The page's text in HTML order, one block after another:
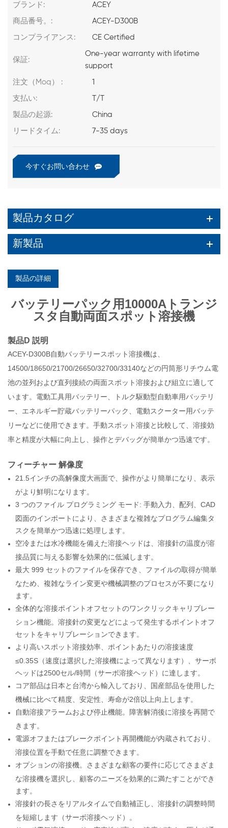
ブランド: ACEY
商品番号。: ACEY-D300B
コンプライアンス: CE Certified
保証:
One-year warranty with lifetime
support
注文（Moq） : 1
支払い: T/T
製品の起源: China
リードタイム: 7-35 days
今すぐお問い合わせ
製品カタログ
新製品
製品の詳細
バッテリーパック用10000Aトランジ
スタ自動両面スポット溶接機
製品D 説明
ACEY-D300B自動バッテリースポット溶接機は、
14500/18650/21700/26650/32700/33140などの円筒形リチウム電
池の並列および直列接続の両面スポット溶接および組立に適して
います。電動工具用バッテリー、トルク駆動型自動車用バッテリ
ー、エネルギー貯蔵バッテリーパック、電動スクーター用バッテ
リーなどに使用できます。手動スポット溶接と比較して、溶接効
率と精度が大幅に向上し、操作とデバッグが簡単かつ迅速です。
フィーチャー 解像度
21.5インチの高解像度大画面で、操作がより簡単になり、表示
がより鮮明になります。
3 つのファイル プログラミング モード: 手動入力、配列、CAD
図面のインポートにより、さまざまな複雑なプログラム編集タ
スクを簡単かつ迅速に処理します。
空冷または水冷機能を備えた溶接ヘッドは、溶接針の温度が溶
接品質に与える影響を効果的に低減します。
最大 999 セットのファイルを保存でき、ファイルの取得が簡単
なため、複雑なライン変更や機械調整のプロセスが不要になり
ます。
全体的な溶接ポイントオフセットのワンクリックキャリブレー
ション機能。溶接針の変更などによって発生するポイントオフ
セットをキャリブレーションできます。
より高いスポット溶接効率、ポイントあたりの溶接速度
≤0.35S（速度は選択した溶接機によって異なります）、サーボ
ヘッドは2500セル/時間（サーボ溶接ヘッド）に達します。
コア部品は日本と台湾から輸入しており、国産部品を使用した
機械に比べて精度、安定性、寿命が2倍以上向上します。
自動溶接アラームおよび停止機能。障害解消後に溶接を再開で
きます。
電源オフまたはブレークポイント再開機能が内蔵されており、
溶接位置を手動で任意に調整できます。
オプションの溶接機。さまざまな顧客の要件に応じてさまざま
な溶接機を選択し、顧客のニーズを効果的に満たすことができ
ます。
溶接針の長さをリアルタイムで自動補正し、溶接針の調整時間
を短縮します（サーボ溶接ヘッド）。